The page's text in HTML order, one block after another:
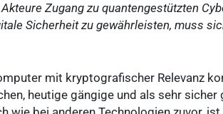
Zugang zu quantengestützten
Sicherheit zu gewährleisten, muss
mit kryptografischer Relevanz
heutige gängige und als sehr sicher